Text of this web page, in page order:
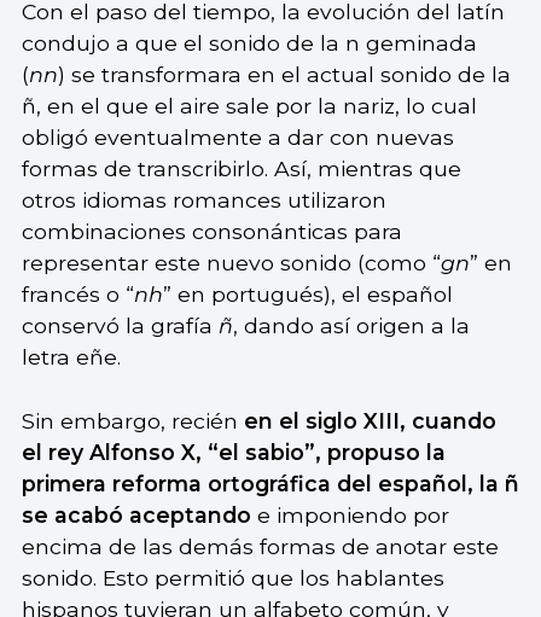
Con el paso del tiempo, la evolución del latín
condujo a que el sonido de la n geminada
(nn) se transformara en el actual sonido de la
ñ, en el que el aire sale por la nariz, lo cual
obligó eventualmente a dar con nuevas
formas de transcribirlo. Así, mientras que
otros idiomas romances utilizaron
combinaciones consonánticas para
representar este nuevo sonido (como “gn” en
francés o “nh” en portugués), el español
conservó la grafía ñ, dando así origen a la
letra eñe.
Sin embargo, recién en el siglo XIII, cuando
el rey Alfonso X, “el sabio”, propuso la
primera reforma ortográfica del español, la ñ
se acabó aceptando e imponiendo por
encima de las demás formas de anotar este
sonido. Esto permitió que los hablantes
hispanos tuvieran un alfabeto común, y